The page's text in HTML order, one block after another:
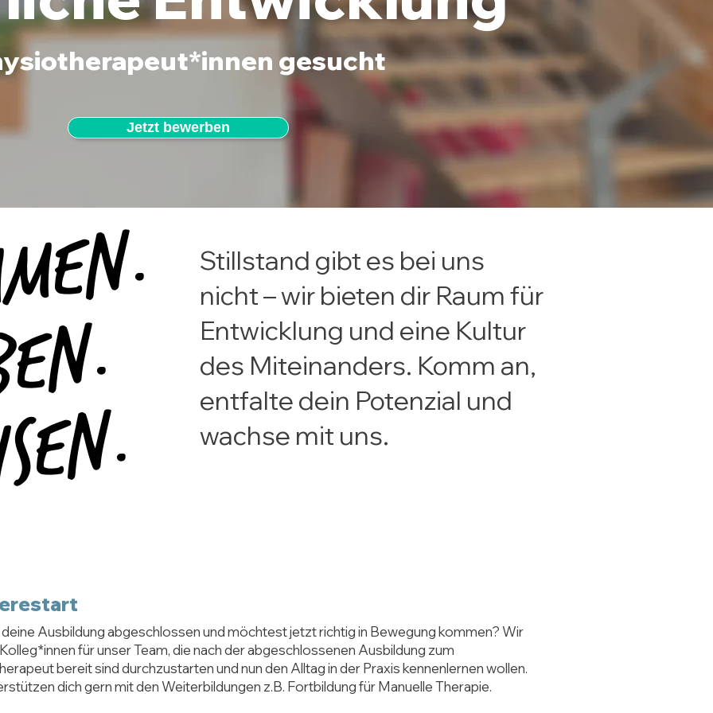
gesucht
Jetzt bewerben
Stillstand gibt es bei uns
nicht – wir bieten dir Raum für
Entwicklung und eine Kultur
des Miteinanders. Komm an,
entfalte dein Potenzial und
wachse mit uns.
deine Ausbildung abgeschlossen und möchtest jetzt richtig in Bewegung kommen? Wir
für unser Team, die nach der abgeschlossenen Ausbildung zum
bereit sind durchzustarten und nun den Alltag in der Praxis kennenlernen wollen.
dich gern mit den Weiterbildungen z.B. Fortbildung für Manuelle Therapie.